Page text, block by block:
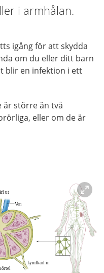
i armhålan.
igång för att skydda
om du eller ditt barn
blir en infektion i ett
är större än två
eller om de är